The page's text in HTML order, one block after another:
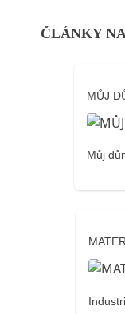
ČLÁNKY
MŮJ
Můj